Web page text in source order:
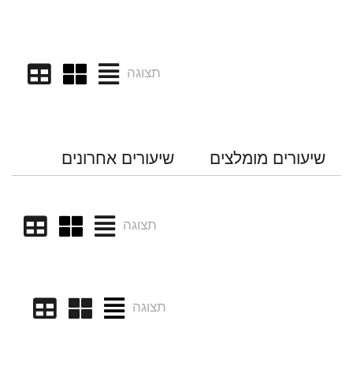
תצוגה
שיעורים מומלצים שיעורים אחרונים
תצוגה
תצוגה